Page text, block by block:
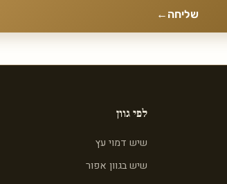
שליחה ←
לפי גוון
שיש דמוי עץ
שיש בגוון אפור